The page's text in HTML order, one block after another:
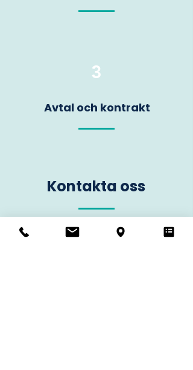
3
Avtal och kontrakt
Kontakta oss
Vill du veta mer om oss? Kontakta oss